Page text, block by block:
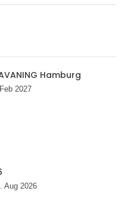
Hamburg
2027
Aug 2026